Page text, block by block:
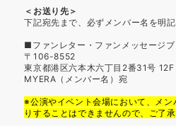
＜お送り先＞
下記宛先まで、必ずメンバー名を明
■ファンレター・ファンメッセージ
〒106-8552
東京都港区六本木六丁目2番31号 12F
MYERA（メンバー名）宛
※公演やイベント会場において、メ
りすることはできませんので、ご了承